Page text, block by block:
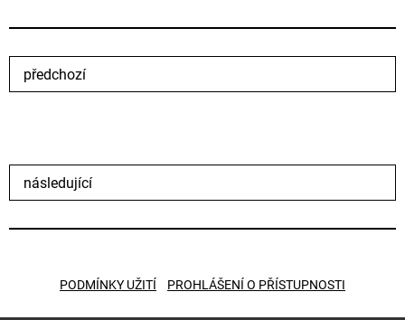
předchozí
následující
PODMÍNKY UŽITÍ PROHLÁŠENÍ O PŘÍSTUPNOSTI